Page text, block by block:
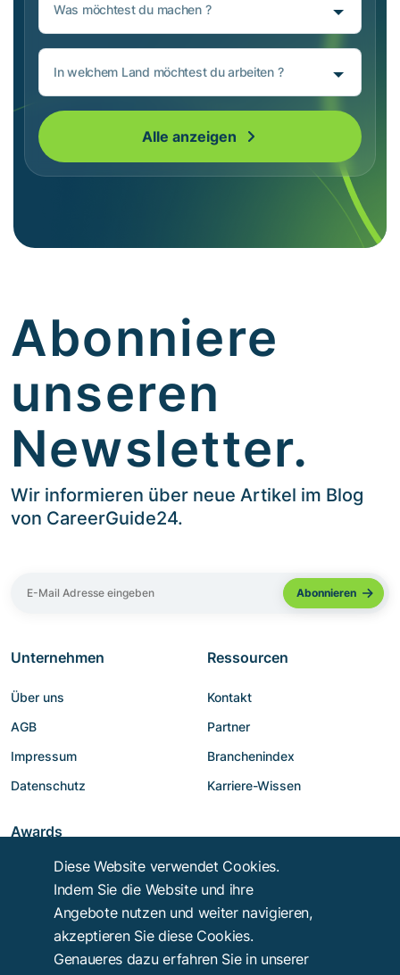
Was möchtest du machen ?
In welchem Land möchtest du arbeiten ?
Alle anzeigen
Abonniere
unseren
Newsletter.
Wir informieren über neue Artikel im Blog
von CareerGuide24.
Unternehmen
Über uns
AGB
Impressum
Datenschutz
Ressourcen
Kontakt
Partner
Branchenindex
Karriere-Wissen
Awards
Diese Website verwendet Cookies.
Indem Sie die Website und ihre
Angebote nutzen und weiter navigieren,
akzeptieren Sie diese Cookies.
Genaueres dazu erfahren Sie in unserer